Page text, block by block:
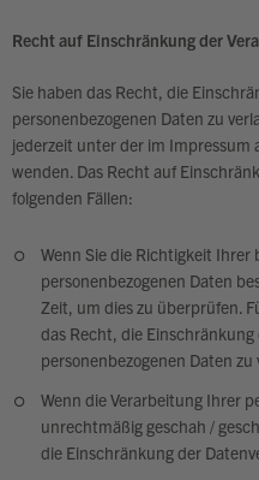
Recht auf Einschränkung der
Sie haben das Recht, die
personenbezogenen Daten zu
jederzeit unter der im Impressum
wenden. Das Recht auf
folgenden Fällen:
Wenn Sie die Richtigkeit Ihrer
personenbezogenen Daten
Zeit, um dies zu überprüfen.
das Recht, die
personenbezogenen Daten zu
Wenn die Verarbeitung Ihrer
unrechtmäßig geschah /
die Einschränkung der